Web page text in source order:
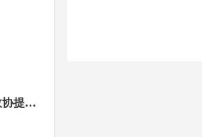
人大代表建议 政协提案办理